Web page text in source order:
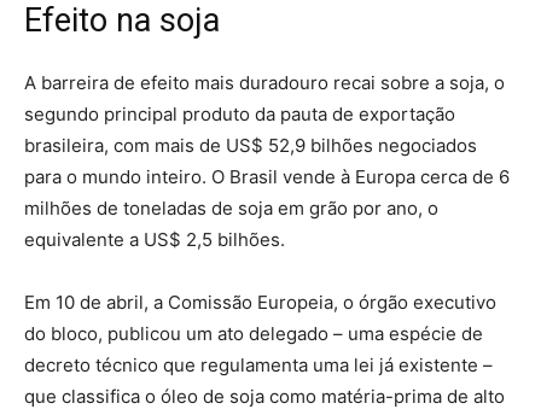
Efeito na soja
A barreira de efeito mais duradouro recai sobre a soja, o
segundo principal produto da pauta de exportação
brasileira, com mais de US$ 52,9 bilhões negociados
para o mundo inteiro. O Brasil vende à Europa cerca de 6
milhões de toneladas de soja em grão por ano, o
equivalente a US$ 2,5 bilhões.
Em 10 de abril, a Comissão Europeia, o órgão executivo
do bloco, publicou um ato delegado – uma espécie de
decreto técnico que regulamenta uma lei já existente –
que classifica o óleo de soja como matéria-prima de alto